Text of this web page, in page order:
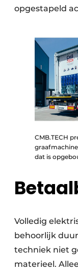
opgestapeld
CMB.TECH
dat is
Volledig
behoorlijk
techniek niet
materieel.